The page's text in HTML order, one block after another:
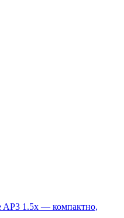
AP3 1.5x — компактно,